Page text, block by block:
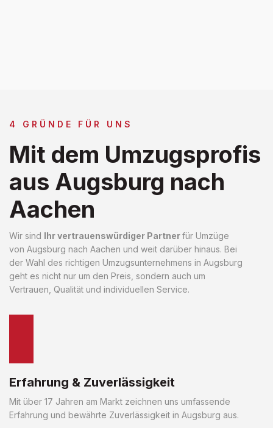
4 GRÜNDE FÜR UNS
Mit dem Umzugsprofis
aus Augsburg nach
Aachen
Wir sind Ihr vertrauenswürdiger Partnerfür Umzüge
von Augsburg nach Aachen und weit darüber hinaus. Bei
der Wahl des richtigen Umzugsunternehmens in Augsburg
geht es nicht nur um den Preis, sondern auch um
Vertrauen, Qualität und individuellen Service.
Erfahrung & Zuverlässigkeit
Mit über 17 Jahren am Markt zeichnen uns umfassende
Erfahrung und bewährte Zuverlässigkeit in Augsburg aus.